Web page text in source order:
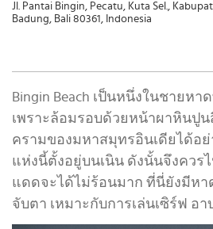
Jl. Pantai Bingin, Pecatu, Kuta Sel.,
Badung, Bali 80361, Indonesia
Bingin Beach เป็นหนึ่งในชายห
เพราะล้อมรอบด้วยหน้าผาหินปู
ครามของมหาสมุทรอินเดียได้อ
แห่งนี้ตั้งอยู่บนเนิน ดังนั้นจึงควร
แดดจะได้ไม่ร้อนมาก ที่นี่ยังมีหา
จับตา เหมาะกับการเล่นเซิร์ฟ อ